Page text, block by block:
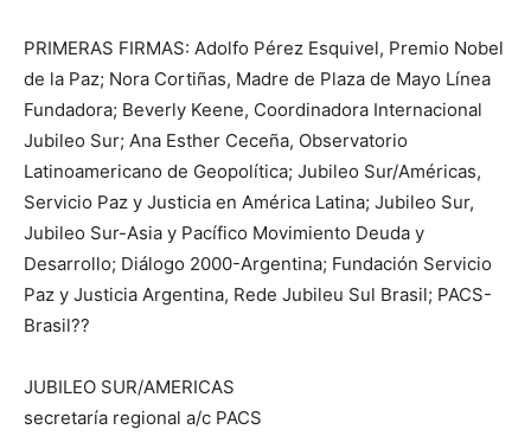
PRIMERAS FIRMAS: Adolfo Pérez Esquivel, Premio Nobel
de la Paz; Nora Cortiñas, Madre de Plaza de Mayo Línea
Fundadora; Beverly Keene, Coordinadora Internacional
Jubileo Sur; Ana Esther Ceceña, Observatorio
Latinoamericano de Geopolítica; Jubileo Sur/Américas,
Servicio Paz y Justicia en América Latina; Jubileo Sur,
Jubileo Sur-Asia y Pacífico Movimiento Deuda y
Desarrollo; Diálogo 2000-Argentina; Fundación Servicio
Paz y Justicia Argentina, Rede Jubileu Sul Brasil; PACS-
Brasil??
JUBILEO SUR/AMERICAS
secretaría regional a/c PACS